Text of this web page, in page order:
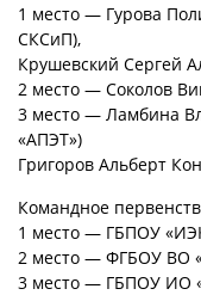
1 место — Гурова
СКСиП),
Крушевский Сергей
2 место — Соколов
3 место — Ламбина
«АПЭТ»)
Григоров Альберт
Командное
1 место — ГБПОУ
2 место — ФГБОУ ВО
3 место — ГБПОУ ИО